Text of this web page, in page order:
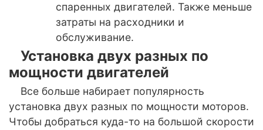
спаренных двигателей. Также меньше
затраты на расходники и
обслуживание.
Установка двух разных по
мощности двигателей
Все больше набирает популярность
установка двух разных по мощности моторов.
Чтобы добраться куда-то на большой скорости